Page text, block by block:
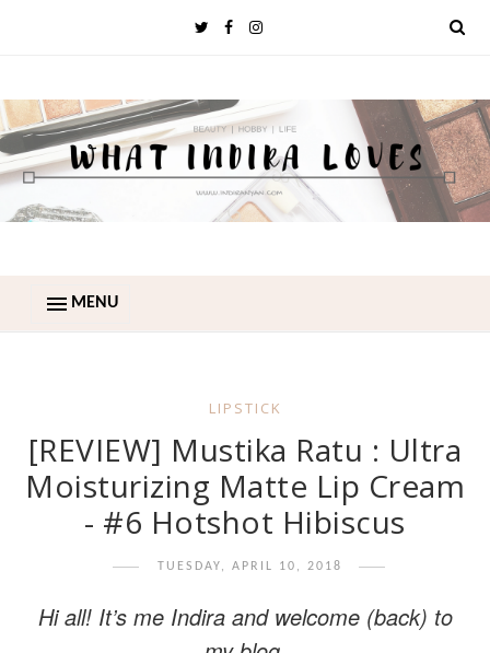
MENU
LIPSTICK
[REVIEW] Mustika Ratu : Ultra
Moisturizing Matte Lip Cream
- #6 Hotshot Hibiscus
TUESDAY, APRIL 10, 2018
Hi all! It’s me Indira and welcome (back) to